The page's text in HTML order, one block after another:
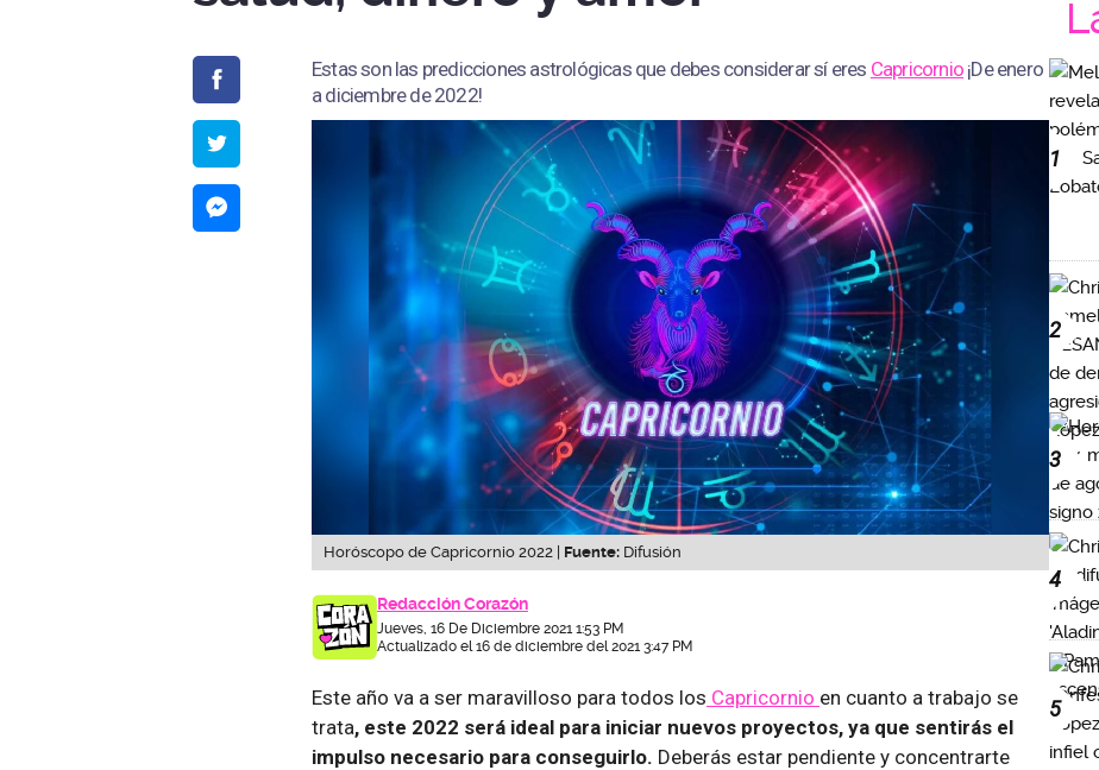
Estas son las predicciones astrológicas que debes considerar sí eres Capricornio ¡De enero
a diciembre de 2022!
Horóscopo de Capricornio 2022 | Fuente: Difusión
Redacción Corazón
Jueves, 16 De Diciembre 2021 1:53 PM
Actualizado el 16 de diciembre del 2021 3:47 PM
Este año va a ser maravilloso para todos los Capricornio en cuanto a trabajo se
trata, este 2022 será ideal para iniciar nuevos proyectos, ya que sentirás el
impulso necesario para conseguirlo. Deberás estar pendiente y concentrarte
1
2
3
4
5